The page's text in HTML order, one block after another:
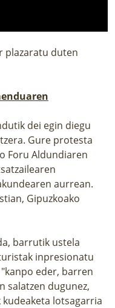
plazaratu duten
dei egin diegu
Gure protesta
Foru Aldundiaren
aurrean.
Gipuzkoako
barrutik ustela
inpresionatu
eder, barren
salatzen dugunez,
lotsagarria